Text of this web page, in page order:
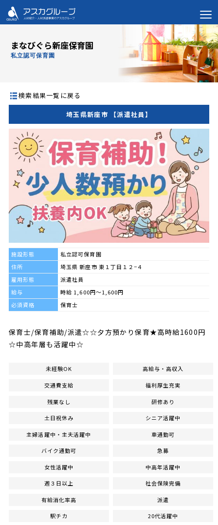
まなびぐら新座保育園
私立認可保育園
検索結果一覧に戻る
埼玉県新座市 【派遣社員】
施設形態
私立認可保育園
住所
埼玉県 新座市 東１丁目１２−４
雇用形態
派遣社員
給与
時給 1,600円～1,600円
必須資格
保育士
保育士/保育補助/派遣☆☆夕方預かり保育★高時給1600円
☆中高年層も活躍中☆
未経験OK 高給与・高収入
交通費支給 福利厚生充実
残業なし 研修あり
土日祝休み シニア活躍中
主婦活躍中・主夫活躍中 車通勤可
バイク通勤可 急募
女性活躍中 中高年活躍中
週３日以上 社会保険完備
有給消化率高 派遣
駅チカ 20代活躍中